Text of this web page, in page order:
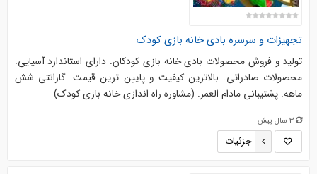
تجهیزات و سرسره بادی خانه بازی کودک
تولید و فروش محصولات بادی خانه بازی کودکان. دارای استاندارد آسیایی.
محصولات صادراتی. بالاترین کیفیت و پایین ترین قیمت. گارانتی شش
ماهه. پشتیبانی مادام العمر. (مشاوره راه اندازی خانه بازی کودک)
3 سال پیش
جزئیات